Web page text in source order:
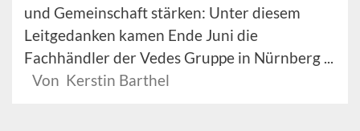
und Gemeinschaft stärken: Unter diesem
Leitgedanken kamen Ende Juni die
Fachhändler der Vedes Gruppe in Nürnberg ...
Von Kerstin Barthel